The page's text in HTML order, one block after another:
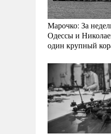
Марочко: За
Одессы и
один крупный